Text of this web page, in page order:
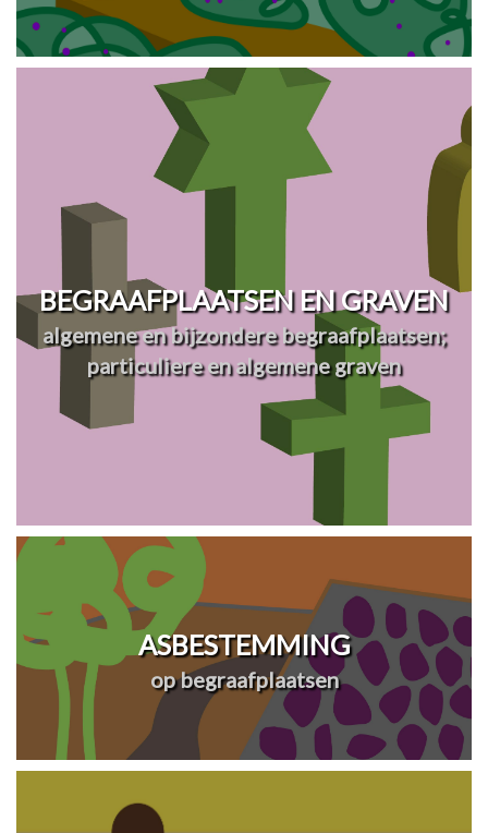
BEGRAAFPLAATSEN EN GRAVEN
algemene en bijzondere begraafplaatsen;
particuliere en algemene graven
ASBESTEMMING
op begraafplaatsen